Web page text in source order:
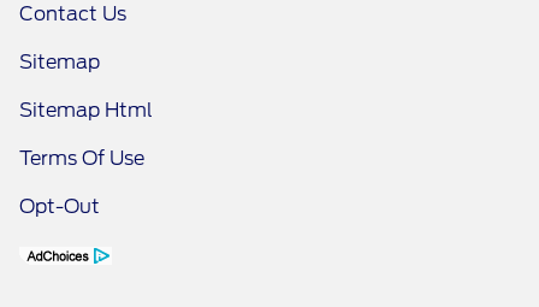
Contact Us
Sitemap
Sitemap Html
Terms Of Use
Opt-Out